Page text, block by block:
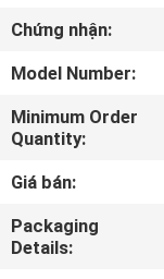
CÁC
SẢN
VỀ
Chứng nhận:
Model Number:
Minimum Order
Quantity:
Giá bán:
Packaging
Details: